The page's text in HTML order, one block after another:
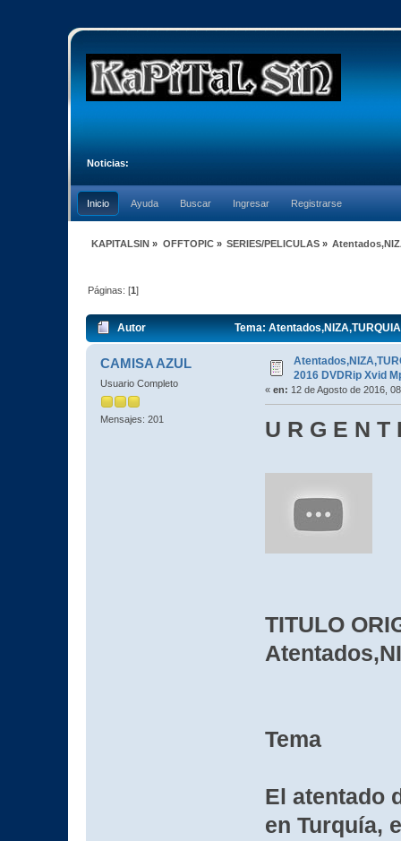
Noticias:
Inicio Ayuda Buscar Ingresar Registrarse
KAPITALSIN » OFFTOPIC» SERIES/PELICULAS»
Páginas: [1]
Autor Tema:
CAMISA AZUL
Usuario Completo
Mensajes: 201
2016 DVDRip Xvid
« en: 12 de Agosto de 2016,
U R G E N T
TITULO
Tema
El atentado
en Turquía,